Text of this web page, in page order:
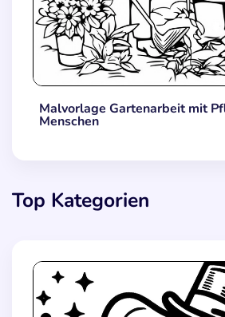
Malvorlage Gartenarbeit mit
Menschen
Top Kategorien